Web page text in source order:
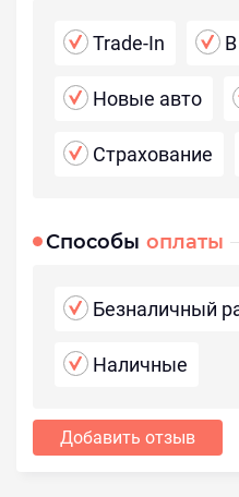
Trade-In
Новые авто
Страхование
Способы оплаты
Безналичный
Наличные
Добавить отзыв